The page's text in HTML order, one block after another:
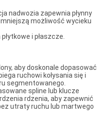
nadwozia zapewnia płynny
mniejszą możliwość wycieku
i płaszcze.
aby doskonale dopasować
ruchowi kołysania się i
segmentowanego.
spline lub klucze
rdzenia, aby zapewnić
utraty ruchu lub martwego